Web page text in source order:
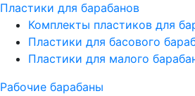
Пластики для барабанов
Комплекты пластиков для
Пластики для басового
Пластики для малого
Рабочие барабаны